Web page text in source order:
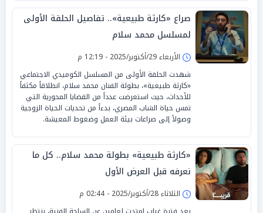
صراع «كارثة طبيعية».. تفاصيل الحلقة الأولى
لمسلسل محمد سلام
الأربعاء 29/أكتوبر/2025 - 12:19 م
شهدت الحلقة الأولى من المسلسل الكوميدي الاجتماعي
«كارثة طبيعية»، بطولة الفنان محمد سلام، انطلاقاً مكثفاً
للأحداث، حيث استعرضت عدداً من القضايا المحورية التي
تمس حياة الشاب المصري، بدءاً من تحديات الحياة الزوجية
وصولاً إلى صراعات بيئة العمل وضغوط المعيشة.
«كارثة طبيعية» بطولة محمد سلام.. كل ما
نعرفه قبل العرض الأول
الثلاثاء 28/أكتوبر/2025 - 02:44 م